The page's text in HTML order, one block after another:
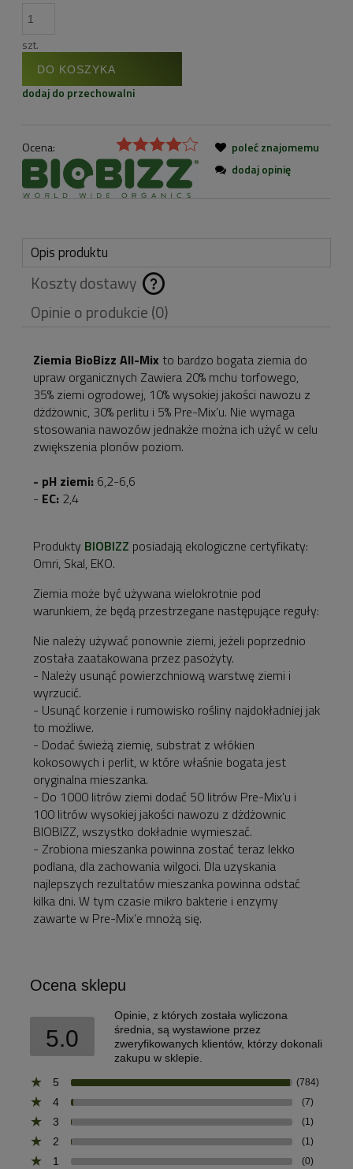
szt.
DO KOSZYKA
dodaj do przechowalni
Ocena:
poleć znajomemu
dodaj opinię
Opis produktu
Koszty dostawy
Cena nie zawiera
ewentualnych kosztów
płatności
Opinie o produkcie (0)
Ziemia BioBizz All-Mix to bardzo bogata ziemia do
upraw organicznych Zawiera 20% mchu torfowego,
35% ziemi ogrodowej, 10% wysokiej jakości nawozu z
dżdżownic, 30% perlitu i 5% Pre-Mix’u. Nie wymaga
stosowania nawozów jednakże można ich użyć w celu
zwiększenia plonów poziom.
- pH ziemi: 6,2-6,6
- EC: 2,4
Produkty BIOBIZZ posiadają ekologiczne certyfikaty:
Omri, Skal, EKO.
Ziemia może być używana wielokrotnie pod
warunkiem, że będą przestrzegane następujące reguły:
Nie należy używać ponownie ziemi, jeżeli poprzednio
została zaatakowana przez pasożyty.
- Należy usunąć powierzchniową warstwę ziemi i
wyrzucić.
- Usunąć korzenie i rumowisko rośliny najdokładniej jak
to możliwe.
- Dodać świeżą ziemię, substrat z włókien
kokosowych i perlit, w które właśnie bogata jest
oryginalna mieszanka.
- Do 1000 litrów ziemi dodać 50 litrów Pre-Mix’u i
100 litrów wysokiej jakości nawozu z dżdżownic
BIOBIZZ, wszystko dokładnie wymieszać.
- Zrobiona mieszanka powinna zostać teraz lekko
podlana, dla zachowania wilgoci. Dla uzyskania
najlepszych rezultatów mieszanka powinna odstać
kilka dni. W tym czasie mikro bakterie i enzymy
zawarte w Pre-Mix’e mnożą się.
Ocena sklepu
5.0
Opinie, z których została wyliczona
średnia, są wystawione przez
zweryfikowanych klientów, którzy dokonali
zakupu w sklepie.
5
(784)
4 (7)
3 (1)
2 (1)
1 (0)